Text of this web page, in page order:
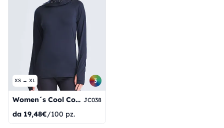
XS → XL 3
Women´s Cool Cowl Neck Top JC038
da 19,48€/100 pz.